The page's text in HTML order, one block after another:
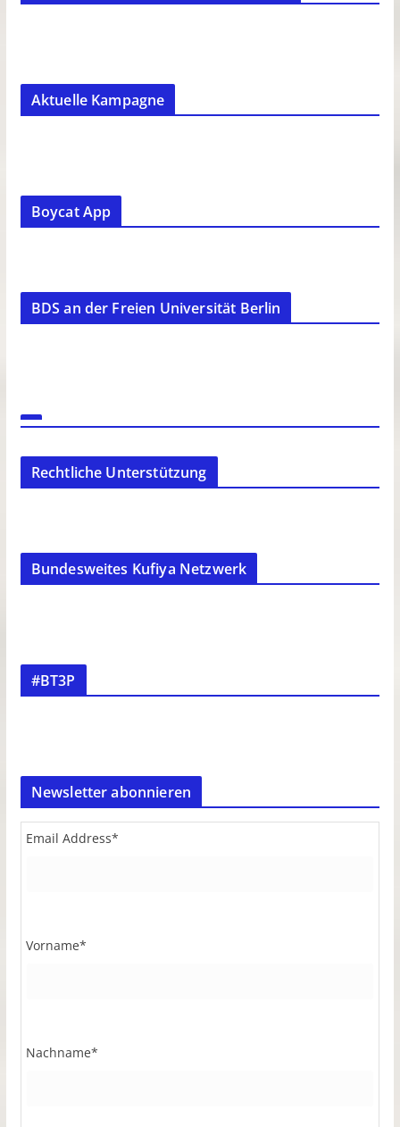
Aktuelle Kampagne
Boycat App
BDS an der Freien Universität Berlin
Rechtliche Unterstützung
Bundesweites Kufiya Netzwerk
#BT3P
Newsletter abonnieren
Email Address*
Vorname*
Nachname*